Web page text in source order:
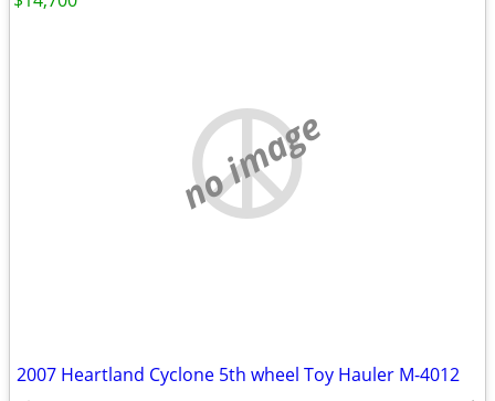
no image
2007 Heartland Cyclone 5th wheel Toy Hauler M-4012